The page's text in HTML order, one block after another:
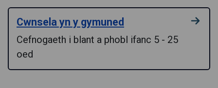
Cwnsela yn y gymuned
Cefnogaeth i blant a phobl ifanc 5 - 25
oed